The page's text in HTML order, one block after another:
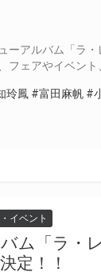
ーアルバム「ラ
ェアやイベン
玲鳳 #富田麻帆 #
イベント
ム「ラ・
定！！